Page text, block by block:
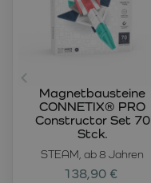
STEAM, ab 8 Jahren
Magnetbausteine
CONNETIX® PRO
Constructor Set 70
Stck.
138,90 €